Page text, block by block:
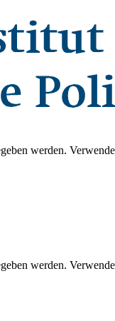
werden.
werden.